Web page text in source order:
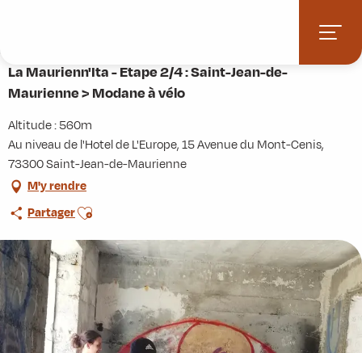
principal
La Maurienn'Ita - Etape 2/4 : Saint-Jean-de-Maurienne > Modane à vélo
La Maurienn'Ita - Etape 2/4 : Saint-Jean-de-
Maurienne > Modane à vélo
Altitude : 560m
Au niveau de l'Hotel de L'Europe, 15 Avenue du Mont-Cenis,
73300 Saint-Jean-de-Maurienne
M'y rendre
PartagerAjouter aux favoris